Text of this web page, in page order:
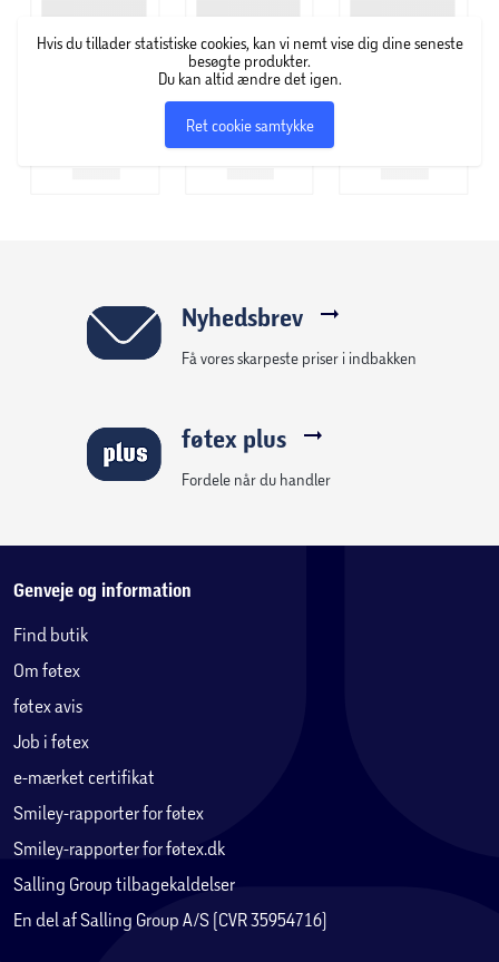
Hvis du tillader statistiske cookies, kan vi nemt vise dig dine seneste
besøgte produkter.
Du kan altid ændre det igen.
Ret cookie samtykke
Nyhedsbrev
Få vores skarpeste priser i indbakken
føtex plus
Fordele når du handler
Genveje og information
Find butik
Om føtex
føtex avis
Job i føtex
e-mærket certifikat
Smiley-rapporter for føtex
Smiley-rapporter for føtex.dk
Salling Group tilbagekaldelser
En del af Salling Group A/S (CVR 35954716)